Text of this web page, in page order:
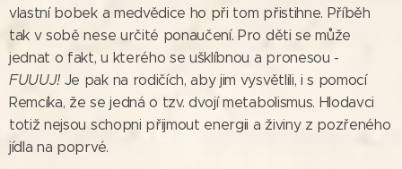
vlastní bobek a medvědice ho při tom přistihne. Příběh
tak v sobě nese určité ponaučení. Pro děti se může
jednat o fakt, u kterého se ušklíbnou a pronesou -
FUUUJ!Je pak na rodičích, aby jim vysvětlili, i s pomocí
Remcíka, že se jedná o tzv. dvojí metabolismus. Hlodavci
totiž nejsou schopni přijmout energii a živiny z pozřeného
jídla na poprvé.